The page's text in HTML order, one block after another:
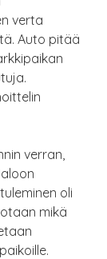
verta
Auto pitää
verran,
oli
mikä